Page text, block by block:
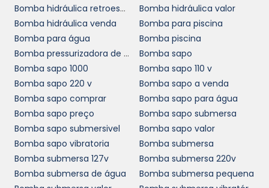
Além disso, a redução de riscos relacionados
a alagamentos e problemas de drenagem
resultantes da falta de um sistema adequado
é um fator que fortalece a relação custo-
benefício. Assim, investir em um equipamento
como a bomba sapo 220 Vpode ser a
chave para maior eficiência e lucratividade
em sua operação.
SOLICITE UM ORÇAMENTO
PARA SUA EMPRESA
Bomba hidráulica retroescavadeira
Bomba hidráulica valor
Bomba hidráulica venda
Bomba para piscina
Bomba para água
Bomba piscina
Bomba pressurizadora de água
Bomba sapo
Bomba sapo 1000
Bomba sapo 110 v
Bomba sapo 220 v
Bomba sapo a venda
Bomba sapo comprar
Bomba sapo para água
Bomba sapo preço
Bomba sapo submersa
Bomba sapo submersivel
Bomba sapo valor
Bomba sapo vibratoria
Bomba submersa
Bomba submersa 127v
Bomba submersa 220v
Bomba submersa de água
Bomba submersa pequena